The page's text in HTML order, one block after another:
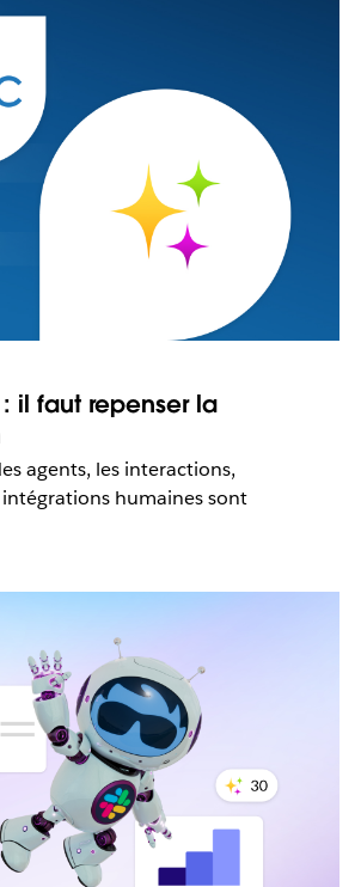
il faut repenser la
agents, les interactions,
humaines sont